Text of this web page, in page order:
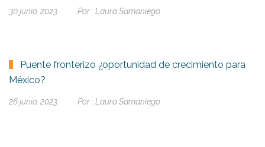
30 junio, 2023 Por : Laura Samaniego
Puente fronterizo ¿oportunidad de crecimiento para
México?
26 junio, 2023 Por : Laura Samaniego